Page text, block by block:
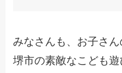
みなさんも、お子さん
堺市の素敵なこども